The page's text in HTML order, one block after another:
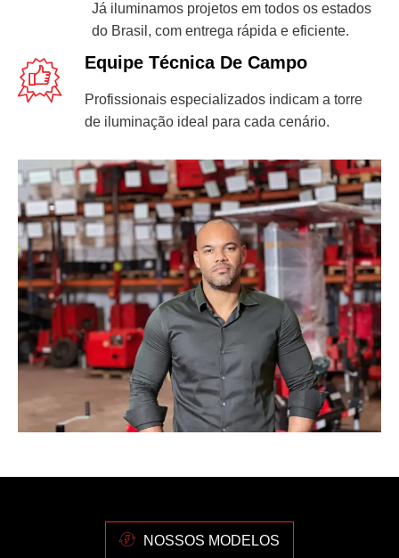
Já iluminamos projetos em todos os estados
do Brasil, com entrega rápida e eficiente.
Equipe Técnica De Campo
Profissionais especializados indicam a torre
de iluminação ideal para cada cenário.
NOSSOS MODELOS